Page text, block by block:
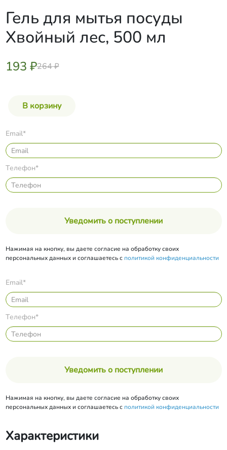
Гель для мытья посуды
Хвойный лес, 500 мл
193 ₽264 ₽
Email*
Телефон*
Уведомить о поступлении
Нажимая на кнопку, вы даете согласие на обработку своих
персональных данных и соглашаетесь с политикой конфиденциальности
Email*
Телефон*
Уведомить о поступлении
Нажимая на кнопку, вы даете согласие на обработку своих
персональных данных и соглашаетесь с политикой конфиденциальности
Характеристики